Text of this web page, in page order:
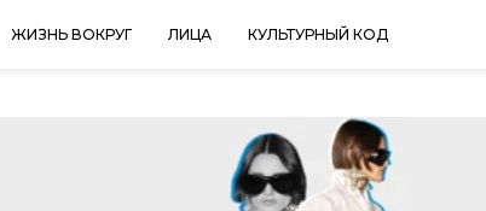
ЖИЗНЬ ВОКРУГ ЛИЦА КУЛЬТУРНЫЙ КОД